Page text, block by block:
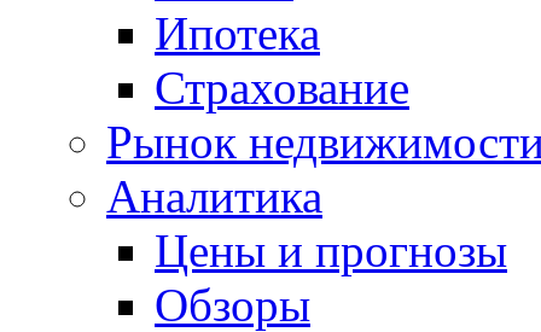
Ипотека
Страхование
Рынок
Аналитика
Цены и прогнозы
Обзоры